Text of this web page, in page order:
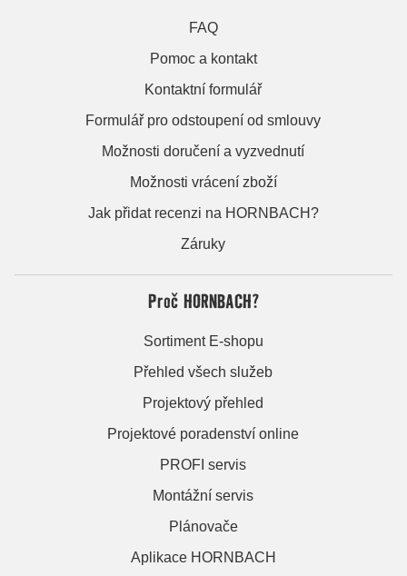
FAQ
Pomoc a kontakt
Kontaktní formulář
Formulář pro odstoupení od smlouvy
Možnosti doručení a vyzvednutí
Možnosti vrácení zboží
Jak přidat recenzi na HORNBACH?
Záruky
Proč HORNBACH?
Sortiment E-shopu
Přehled všech služeb
Projektový přehled
Projektové poradenství online
PROFI servis
Montážní servis
Plánovače
Aplikace HORNBACH